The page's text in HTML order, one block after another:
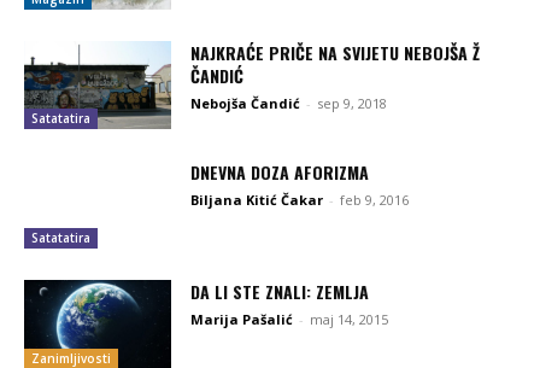
Satatatira
NAJKRAĆE PRIČE NA SVIJETU NEBOJŠA Ž
ČANDIĆ
Nebojša Čandić - sep 9, 2018
Satatatira
DNEVNA DOZA AFORIZMA
Biljana Kitić Čakar - feb 9, 2016
Zanimljivosti
DA LI STE ZNALI: ZEMLJA
Marija Pašalić - maj 14, 2015